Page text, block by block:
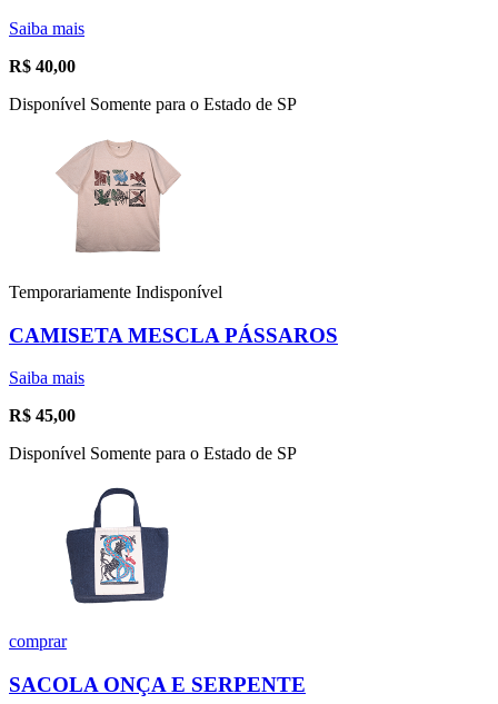
Saiba mais
R$ 40,00
Disponível Somente para o Estado de SP
Temporariamente Indisponível
CAMISETA MESCLA PÁSSAROS
Saiba mais
R$ 45,00
Disponível Somente para o Estado de SP
comprar
SACOLA ONÇA E SERPENTE